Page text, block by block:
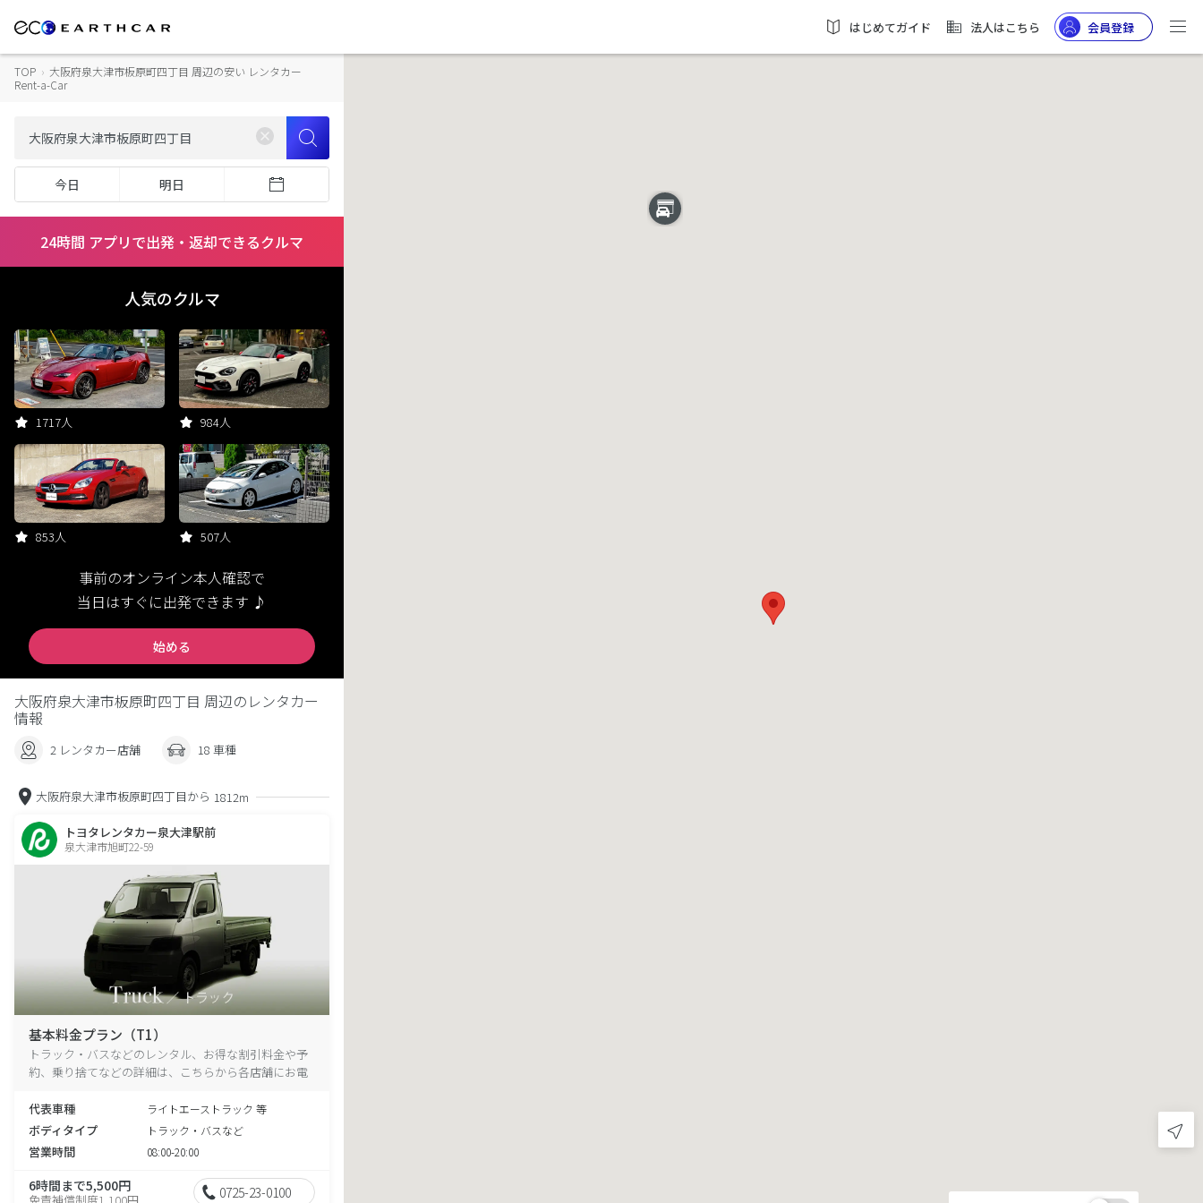
はじめてガイド 法人はこちら 会員登録
TOP › 大阪府泉大津市板原町四丁目 周辺の安い レンタカー
Rent-a-Car
今日 明日
24時間 アプリで出発・返却できるクルマ
人気のクルマ
1717人 984人
853人 507人
事前のオンライン本人確認で
当日はすぐに出発できます ♪
始める
大阪府泉大津市板原町四丁目 周辺のレンタカー
情報
2 レンタカー店舗 18 車種
大阪府泉大津市板原町四丁目から 1812m
トヨタレンタカー泉大津駅前
泉大津市旭町22-59
基本料金プラン（T1）
トラック・バスなどのレンタル、お得な割引料金や予
約、乗り捨てなどの詳細は、こちらから各店舗にお電
代表車種
ライトエーストラック 等
ボディタイプ トラック・バスなど
営業時間 08:00-20:00
6時間まで5,500円
免責補償制度1,100円 0725-23-0100